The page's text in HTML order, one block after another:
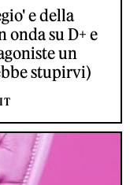
e della
onda su D+ e
un
stupirvi)